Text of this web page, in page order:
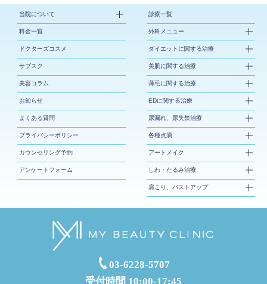
当院について
料金一覧
ドクターズコスメ
サブスク
美容コラム
お知らせ
よくある質問
プライバシーポリシー
カウンセリング予約
アンケートフォーム
診療一覧
外科メニュー
ダイエットに関する治療
美肌に関する治療
薄毛に関する治療
EDに関する治療
尿漏れ、尿失禁治療
各種点滴
アートメイク
しわ・たるみ治療
肩こり、バストアップ
03-6228-5707
受付時間 10:00-17:45